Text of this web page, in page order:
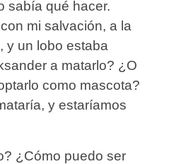
sabía qué hacer.
mi salvación, a la
y un lobo estaba
a matarlo? ¿O
como mascota?
y estaríamos
¿Cómo puedo ser